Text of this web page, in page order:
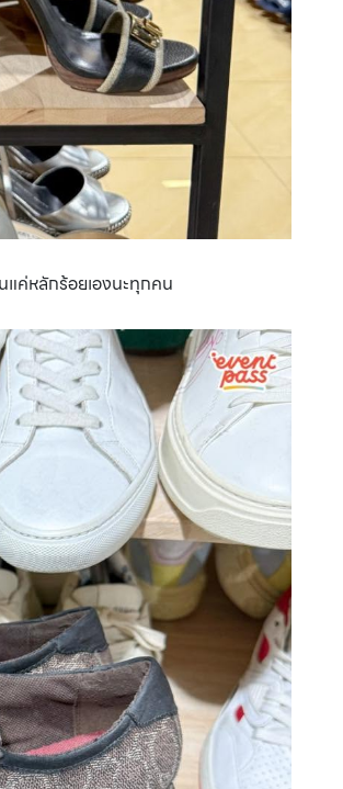
แค่หลักร้อยเองนะทุกคน